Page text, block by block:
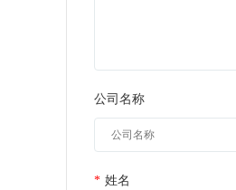
公司名称
* 姓名